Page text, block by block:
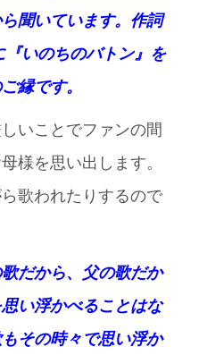
聞いています。作詞
いのちのバトン』を
縁です。
いことでファンの間
様を思い出します。
歌われたりするので
だから、父の歌だか
い浮かべることはな
その時々で思い浮か